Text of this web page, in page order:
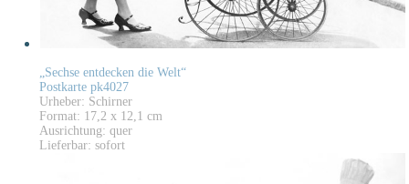
„Sechse entdecken die Welt“
Postkarte pk4027
Urheber: Schirner
Format: 17,2 x 12,1 cm
Ausrichtung: quer
Lieferbar: sofort